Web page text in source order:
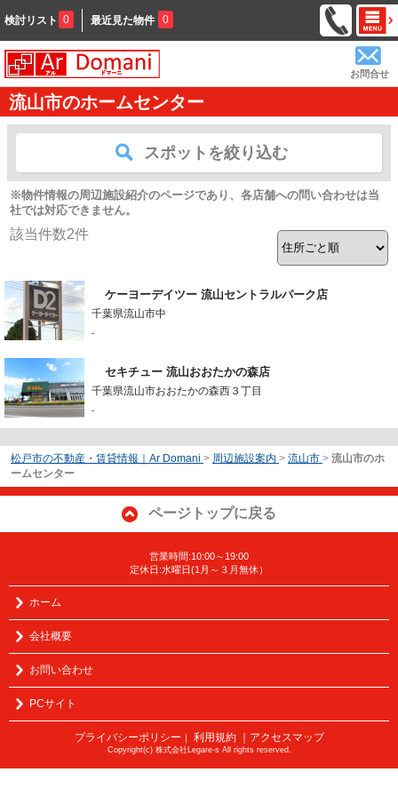
検討リスト 0 最近見た物件 0
お問合せ
流山市のホームセンター
スポットを絞り込む
※物件情報の周辺施設紹介のページであり、各店舗への問い合わせは当
社では対応できません。
該当件数2件
ケーヨーデイツー 流山セントラルパーク店
千葉県流山市中
-
セキチュー 流山おおたかの森店
千葉県流山市おおたかの森西３丁目
-
松戸市の不動産・賃貸情報｜Ar Domani > 周辺施設案内 > 流山市 > 流山市のホ
ームセンター
ページトップに戻る
営業時間:10:00～19:00
定休日:水曜日(1月～３月無休）
ホーム
会社概要
お問い合わせ
PCサイト
プライバシーポリシー ｜ 利用規約 ｜アクセスマップ
Copyright(c) 株式会社Legare-s All rights reserved.